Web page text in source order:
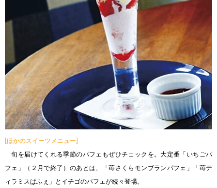
[ほかのスイーツメニュー]
旬を届けてくれる季節のパフェもぜひチェックを。大定番「いちごパ
フェ」（２月で終了）のあとは、「苺さくらモンブランパフェ」「苺テ
ィラミスぱふぇ」とイチゴのパフェが続々登場。